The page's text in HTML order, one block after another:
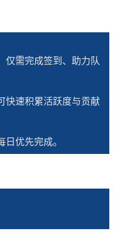
仅需完成签到、助力队
快速积累活跃度与贡献
优先完成。